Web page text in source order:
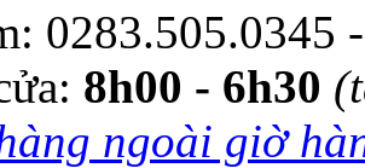
0283.505.0345
8h00 - 6h30
ngoài giờ